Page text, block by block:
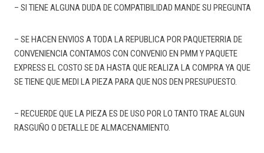
– SI TIENE ALGUNA DUDA DE COMPATIBILIDAD MANDE SU PREGUNTA
– SE HACEN ENVIOS A TODA LA REPUBLICA POR PAQUETERRIA DE
CONVENIENCIA CONTAMOS CON CONVENIO EN PMM Y PAQUETE
EXPRESS EL COSTO SE DA HASTA QUE REALIZA LA COMPRA YA QUE
SE TIENE QUE MEDI LA PIEZA PARA QUE NOS DEN PRESUPUESTO.
– RECUERDE QUE LA PIEZA ES DE USO POR LO TANTO TRAE ALGUN
RASGUÑO O DETALLE DE ALMACENAMIENTO.